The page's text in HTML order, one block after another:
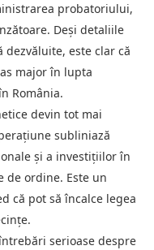
probatoriului,
Deși detaliile
este clar că
major în lupta
România.
devin tot mai
subliniază
și a investițiilor în
ordine. Este un
că pot să încalce legea
serioase despre